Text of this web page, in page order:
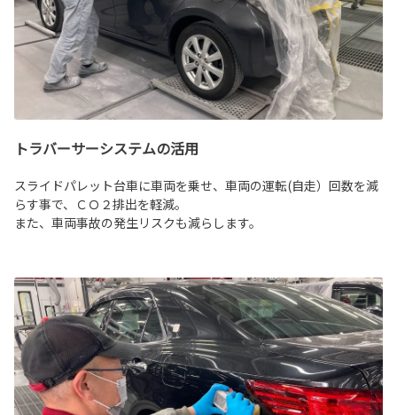
トラバーサーシステムの活用
スライドパレット台車に車両を乗せ、車両の運転(自走）回数を減
らす事で、ＣＯ２排出を軽減。
また、車両事故の発生リスクも減らします。